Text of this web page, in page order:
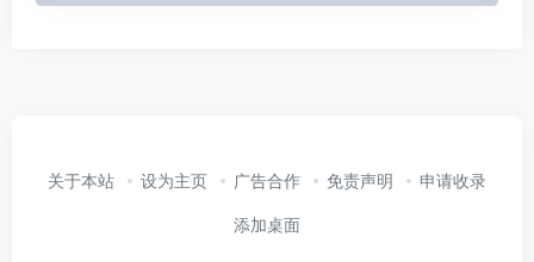
关于本站 设为主页 广告合作 免责声明 申请收录
添加桌面